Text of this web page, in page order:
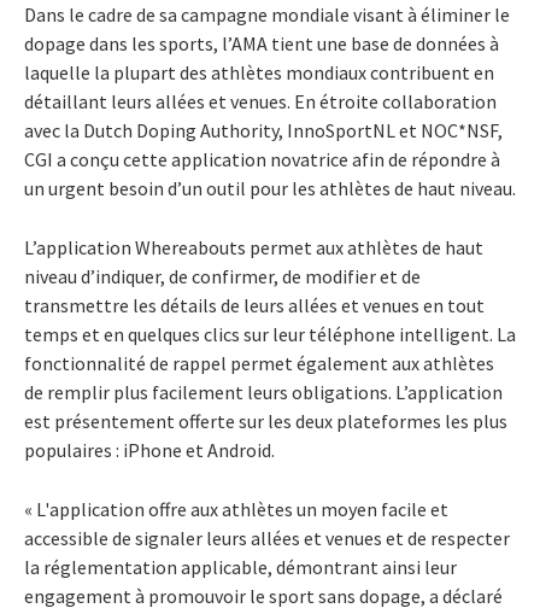
Dans le cadre de sa campagne mondiale visant à éliminer le
dopage dans les sports, l’AMA tient une base de données à
laquelle la plupart des athlètes mondiaux contribuent en
détaillant leurs allées et venues. En étroite collaboration
avec la Dutch Doping Authority, InnoSportNL et NOC*NSF,
CGI a conçu cette application novatrice afin de répondre à
un urgent besoin d’un outil pour les athlètes de haut niveau.
L’application Whereabouts permet aux athlètes de haut
niveau d’indiquer, de confirmer, de modifier et de
transmettre les détails de leurs allées et venues en tout
temps et en quelques clics sur leur téléphone intelligent. La
fonctionnalité de rappel permet également aux athlètes
de remplir plus facilement leurs obligations. L’application
est présentement offerte sur les deux plateformes les plus
populaires : iPhone et Android.
« L'application offre aux athlètes un moyen facile et
accessible de signaler leurs allées et venues et de respecter
la réglementation applicable, démontrant ainsi leur
engagement à promouvoir le sport sans dopage, a déclaré